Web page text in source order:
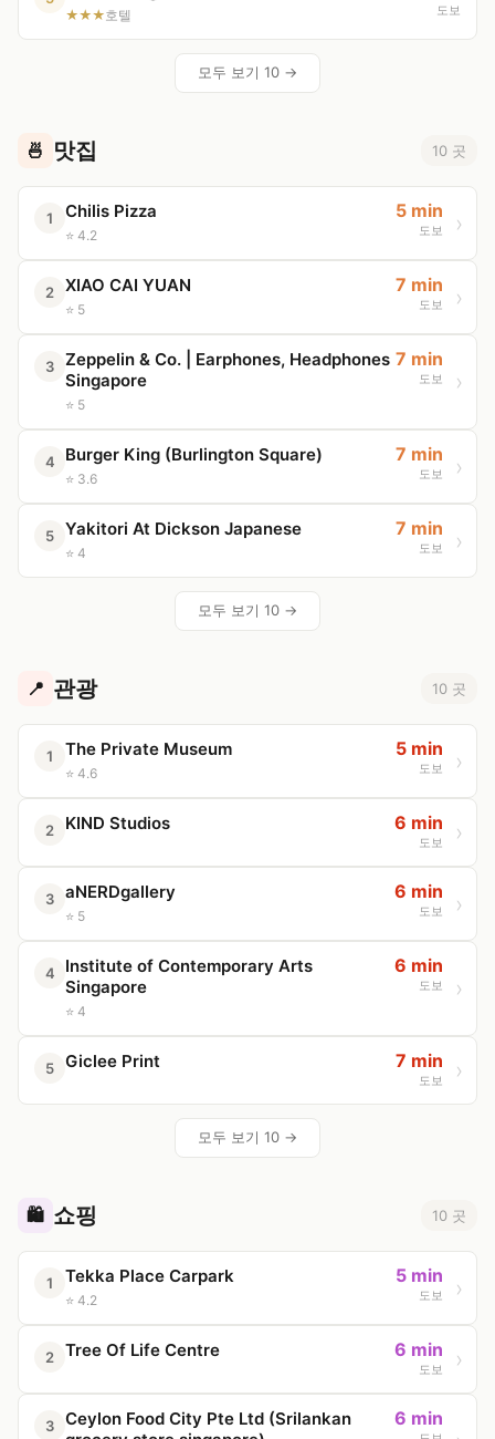
★★★호텔 도보
모두 보기 10 →
🍜 맛집 10 곳
1 Chilis Pizza
⭐ 4.2
5 min
도보
2 XIAO CAI YUAN
⭐ 5
7 min
도보
3
Zeppelin & Co. | Earphones, Headphones
Singapore
⭐ 5
7 min
도보
4 Burger King (Burlington Square)
⭐ 3.6
7 min
도보
5 Yakitori At Dickson Japanese
⭐ 4
7 min
도보
모두 보기 10 →
📍 관광 10 곳
1 The Private Museum
⭐ 4.6
5 min
도보
2 KIND Studios 6 min
도보
3 aNERDgallery
⭐ 5
6 min
도보
4
Institute of Contemporary Arts
Singapore
⭐ 4
6 min
도보
5 Giclee Print 7 min
도보
모두 보기 10 →
🛍️ 쇼핑 10 곳
1 Tekka Place Carpark
⭐ 4.2
5 min
도보
2 Tree Of Life Centre 6 min
도보
3
Ceylon Food City Pte Ltd (Srilankan
6 min